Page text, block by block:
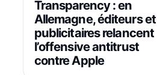
Transparency : en
Allemagne, éditeurs et
publicitaires relancent
l’offensive antitrust
contre Apple